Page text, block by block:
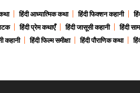
हिंदी आध्यात्मिक कथा हिंदी फिक्शन कहानी
हिंदी प्रेम कथाएँ हिंदी जासूसी कहानी हिंदी
कहानी
हिंदी फिल्म समीक्षा हिंदी पौराणिक कथा